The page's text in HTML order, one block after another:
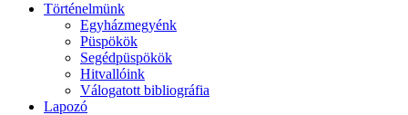
Történelmünk
Egyházmegyénk
Püspökök
Segédpüspökök
Hitvallóink
Válogatott bibliográfia
Lapozó